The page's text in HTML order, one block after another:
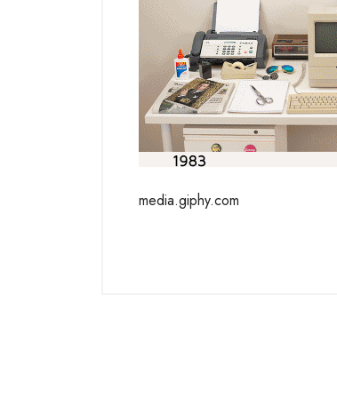
media.giphy.com